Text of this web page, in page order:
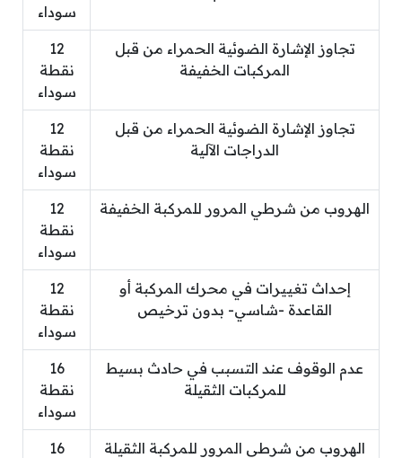
سوداء
تجاوز الإشارة الضوئية الحمراء من قبل
المركبات الخفيفة
12
نقطة
سوداء
تجاوز الإشارة الضوئية الحمراء من قبل
الدراجات الآلية
12
نقطة
سوداء
الهروب من شرطي المرور للمركبة الخفيفة
12
نقطة
سوداء
إحداث تغييرات في محرك المركبة أو
القاعدة -شاسي- بدون ترخيص
12
نقطة
سوداء
عدم الوقوف عند التسبب في حادث بسيط
للمركبات الثقيلة
16
نقطة
سوداء
الهروب من شرطي المرور للمركبة الثقيلة
16